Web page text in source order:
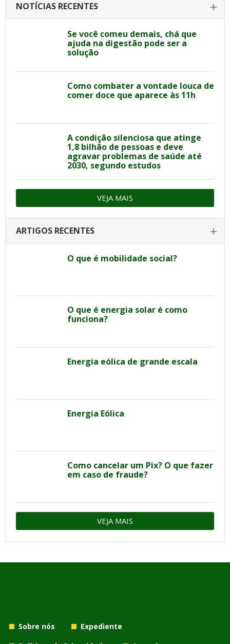
NOTÍCIAS RECENTES
Se você comeu demais, chá que
ajuda na digestão pode ser a
solução
Como combater a vontade louca de
comer doce que aparece às 11h
A condição silenciosa que atinge
1,8 bilhão de pessoas e deve
agravar problemas de saúde até
2030, segundo estudos
VEJA MAIS
ARTIGOS RECENTES
O que é mobilidade social?
O que é energia solar é como
funciona?
Energia eólica de grande escala
Energia Eólica
Como cancelar um Pix? O que fazer
em caso de fraude?
VEJA MAIS
Sobre nós
Expediente